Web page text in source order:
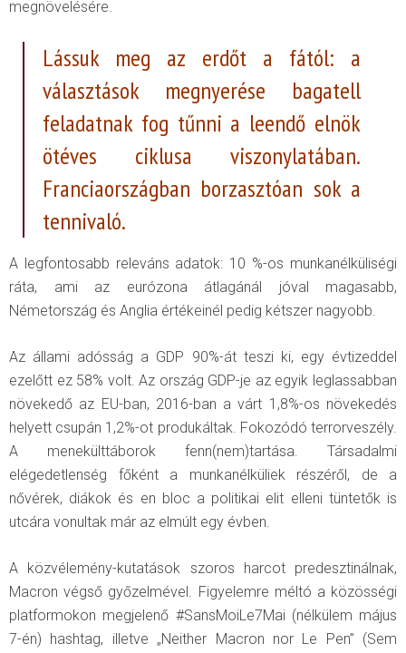
megnövelésére.
Lássuk meg az erdőt a fától: a
választások megnyerése bagatell
feladatnak fog tűnni a leendő elnök
ötéves ciklusa viszonylatában.
Franciaországban borzasztóan sok a
tennivaló.
A legfontosabb releváns adatok: 10 %-os munkanélküliségi
ráta, ami az eurózona átlagánál jóval magasabb,
Németország és Anglia értékeinél pedig kétszer nagyobb.
Az állami adósság a GDP 90%-át teszi ki, egy évtizeddel
ezelőtt ez 58% volt. Az ország GDP-je az egyik leglassabban
növekedő az EU-ban, 2016-ban a várt 1,8%-os növekedés
helyett csupán 1,2%-ot produkáltak. Fokozódó terrorveszély.
A menekülttáborok fenn(nem)tartása. Társadalmi
elégedetlenség főként a munkanélküliek részéről, de a
nővérek, diákok és en bloc a politikai elit elleni tüntetők is
utcára vonultak már az elmúlt egy évben.
A közvélemény-kutatások szoros harcot predesztinálnak,
Macron végső győzelmével. Figyelemre méltó a közösségi
platformokon megjelenő #SansMoiLe7Mai (nélkülem május
7-én) hashtag, illetve „Neither Macron nor Le Pen” (Sem